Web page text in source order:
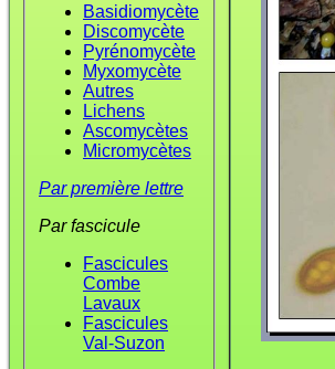
Basidiomycète
Discomycète
Pyrénomycète
Myxomycète
Autres
Lichens
Ascomycètes
Micromycètes
Par première lettre
Par fascicule
Fascicules
Combe
Lavaux
Fascicules
Val-Suzon